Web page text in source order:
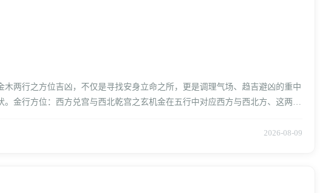
两行之方位吉凶，不仅是寻找安身立命之所，更是调理气场、趋吉避凶的重中
金行方位：西方兑宫与西北乾宫之玄机金在五行中对应西方与西北方、这两个
2026-08-09